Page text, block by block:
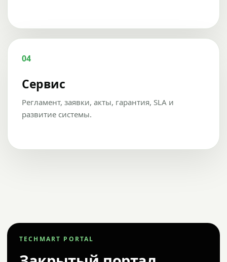
04
Сервис
Регламент, заявки, акты, гарантия, SLA и
развитие системы.
TECHMART PORTAL